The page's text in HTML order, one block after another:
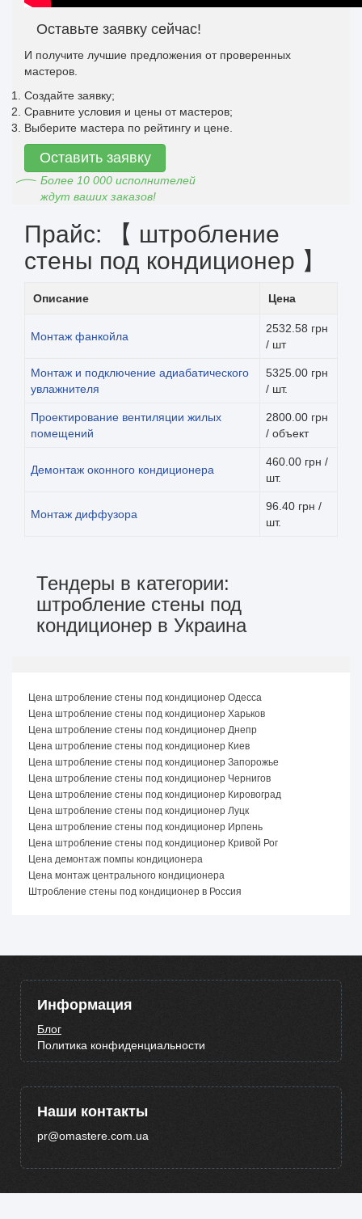
Оставьте заявку сейчас!
И получите лучшие предложения от проверенных
мастеров.
Создайте заявку;
Сравните условия и цены от мастеров;
Выберите мастера по рейтингу и цене.
Оставить заявку
Более 10 000 исполнителей
ждут ваших заказов!
Прайс: 【 штробление
стены под кондиционер 】
Описание Цена
Монтаж фанкойла
2532.58 грн
/ шт
Монтаж и подключение адиабатического
увлажнителя
5325.00 грн
/ шт.
Проектирование вентиляции жилых
помещений
2800.00 грн
/ объект
Демонтаж оконного кондиционера
460.00 грн /
шт.
Монтаж диффузора
96.40 грн /
шт.
Тендеры в категории:
штробление стены под
кондиционер в Украина
Цена штробление стены под кондиционер Одесса
Цена штробление стены под кондиционер Харьков
Цена штробление стены под кондиционер Днепр
Цена штробление стены под кондиционер Киев
Цена штробление стены под кондиционер Запорожье
Цена штробление стены под кондиционер Чернигов
Цена штробление стены под кондиционер Кировоград
Цена штробление стены под кондиционер Луцк
Цена штробление стены под кондиционер Ирпень
Цена штробление стены под кондиционер Кривой Рог
Цена демонтаж помпы кондиционера
Цена монтаж центрального кондиционера
Штробление стены под кондиционер в Россия
Информация
Блог
Политика конфиденциальности
Наши контакты
pr@omastere.com.ua